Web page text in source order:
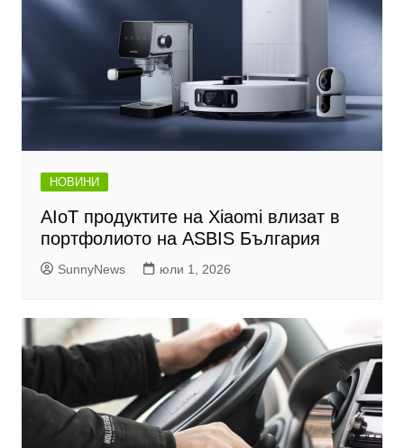
НОВИНИ
AIoT продуктите на Xiaomi влизат в
портфолиото на ASBIS България
SunnyNews юли 1, 2026